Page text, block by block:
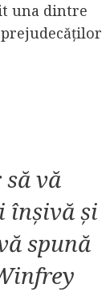
una dintre
vă
înșivă și
spună